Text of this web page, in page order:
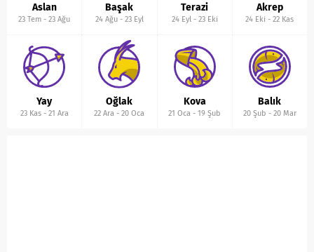
Aslan
23 Tem -23 Ağu
Başak
24 Ağu- 23 Eyl
Terazi
24 Eyl - 23 Eki
Akrep
24 Eki -22 Kas
Yay
23 Kas- 21 Ara
Oğlak
22 Ara -20 Oca
Kova
21 Oca -19 Şub
Balık
20 Şub - 20 Mar